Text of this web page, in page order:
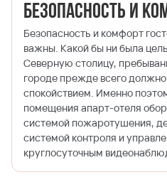
Безопасность и
Безопасность и комфорт
важны. Какой бы ни была
Северную столицу,
городе прежде всего
спокойствием. Именно
помещения апарт-отеля
системой пожаротушения,
системой контроля и
круглосуточным